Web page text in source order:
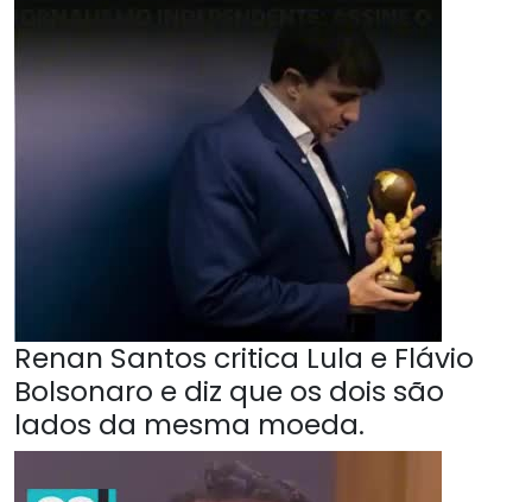
Renan Santos critica Lula e Flávio
Bolsonaro e diz que os dois são
lados da mesma moeda.